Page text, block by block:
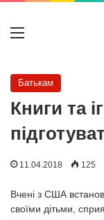
Меню
Батькам
Книги та
11.04.2018 125
Вчені з США
своїми дітьми,